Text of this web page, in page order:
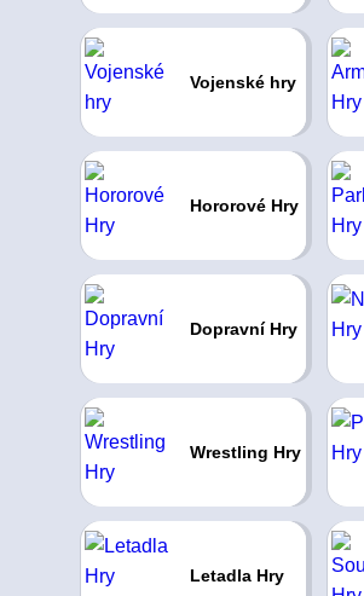
Vojenské hry
Hororové Hry
Dopravní Hry
Wrestling Hry
Letadla Hry